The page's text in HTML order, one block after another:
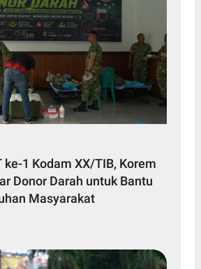
1 Kodam XX/TIB, Korem
Donor Darah untuk Bantu
Masyarakat